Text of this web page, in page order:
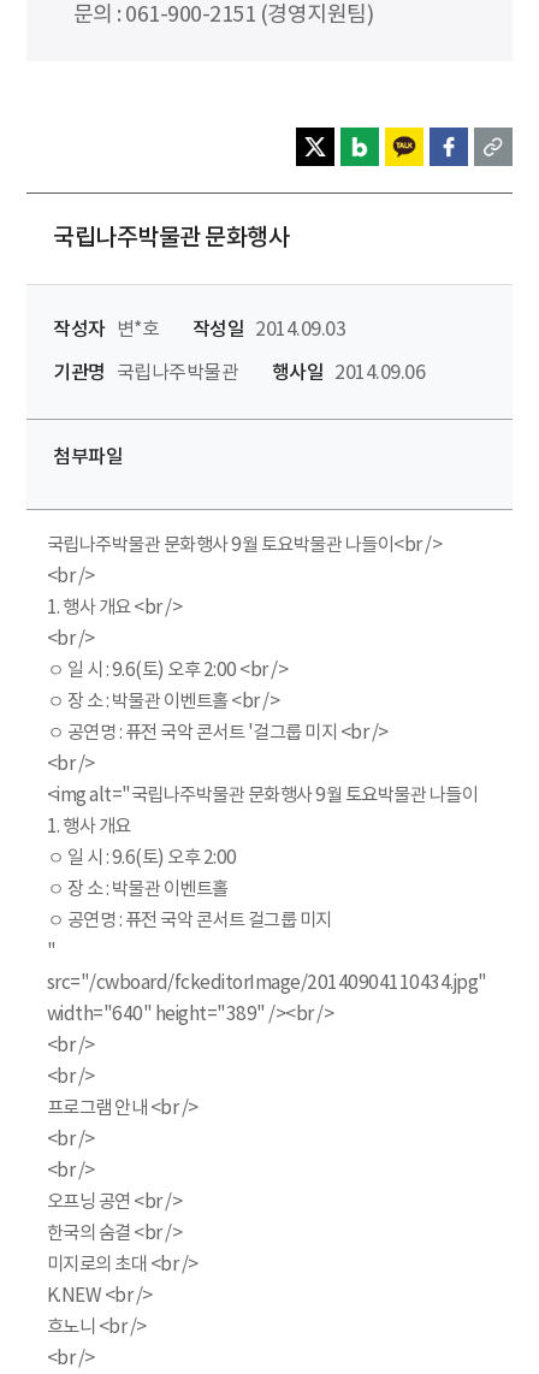
문의 : 061-900-2151 (경영지원팀)
국립나주박물관 문화행사
작성자 변*호 작성일
2014.09.03
기관명
국립나주박물관 행사일 2014.09.06
첨부파일
국립나주박물관 문화행사 9월 토요박물관 나들이<br />
<br />
1. 행사 개요 <br />
<br />
ㅇ 일 시 : 9.6(토) 오후 2:00 <br />
ㅇ 장 소 : 박물관 이벤트홀 <br />
ㅇ 공연명 : 퓨전 국악 콘서트 '걸그룹 미지 <br />
<br />
<img alt="국립나주박물관 문화행사 9월 토요박물관 나들이
1. 행사 개요
ㅇ 일 시 : 9.6(토) 오후 2:00
ㅇ 장 소 : 박물관 이벤트홀
ㅇ 공연명 : 퓨전 국악 콘서트 걸그룹 미지
"
src="/cwboard/fckeditorImage/20140904110434.jpg"
width="640" height="389" /><br />
<br />
<br />
프로그램 안내 <br />
<br />
<br />
오프닝 공연 <br />
한국의 숨결 <br />
미지로의 초대 <br />
K.NEW <br />
흐노니 <br />
<br />